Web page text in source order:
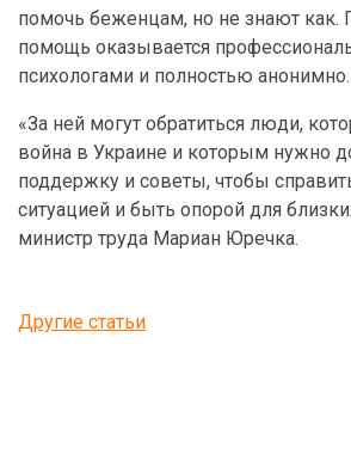
помочь беженцам, но не знают как.
помощь оказывается
психологами и полностью анонимно.
«За ней могут обратиться люди,
война в Украине и которым нужно
поддержку и советы, чтобы
ситуацией и быть опорой для
министр труда Мариан Юречка.
Другие статьи